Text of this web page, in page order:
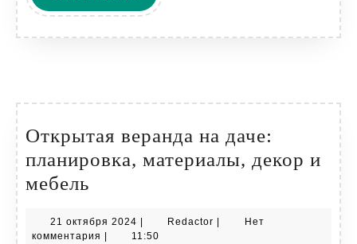
ДАЛЕЕ
Открытая веранда на даче:
планировка, материалы, декор и
мебель
на
21 октября 2024 21
октября
Redactor Redactor
Нет
комментария
11:50